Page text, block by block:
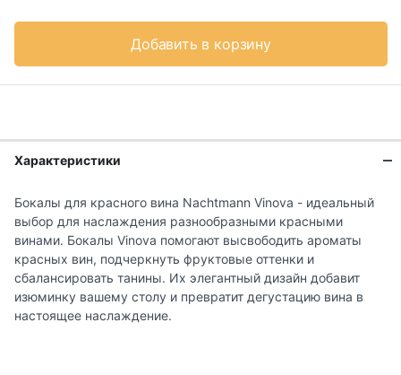
Добавить в корзину
Характеристики
Бокалы для красного вина Nachtmann Vinova - идеальный
выбор для наслаждения разнообразными красными
винами. Бокалы Vinova помогают высвободить ароматы
красных вин, подчеркнуть фруктовые оттенки и
сбалансировать танины. Их элегантный дизайн добавит
изюминку вашему столу и превратит дегустацию вина в
настоящее наслаждение.